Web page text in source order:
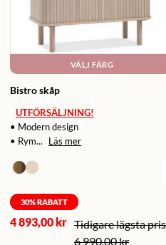
VÄLJ FÄRG
Bistro skåp
UTFÖRSÄLJNING!
• Modern design
• Rym...
Läs mer
30% RABATT
4 893,00 kr
6 990,00 kr